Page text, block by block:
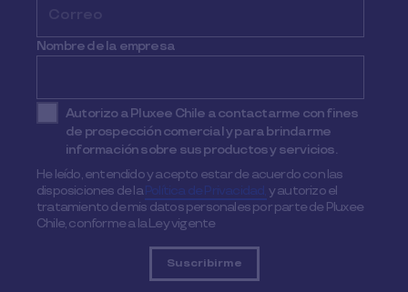
Nombre de la empresa
Autorizo a Pluxee Chile a contactarme con fines
de prospección comercial y para brindarme
información sobre sus productos y servicios.
He leído, entendido y acepto estar de acuerdo con las
disposiciones de laPolítica de Privacidad,y autorizo el
tratamiento de mis datos personales por parte de Pluxee
Chile, conforme a la Ley vigente